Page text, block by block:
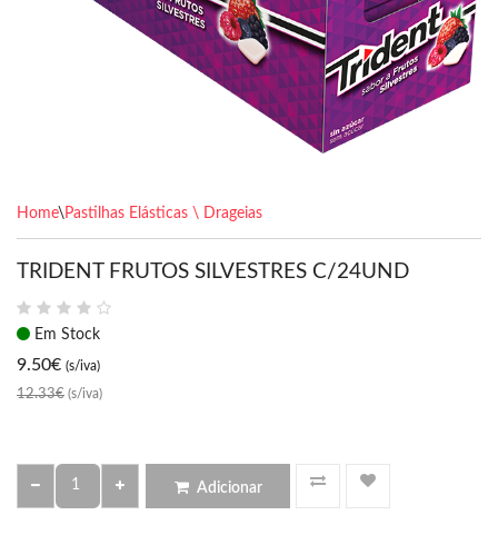
Home\Pastilhas Elásticas \ Drageias
TRIDENT FRUTOS SILVESTRES C/24UND
Em Stock
9.50€ (s/iva)
12.33€ (s/iva)
Adicionar